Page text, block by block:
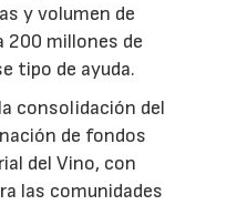
y volumen de
200 millones de
tipo de ayuda.
consolidación del
de fondos
del Vino, con
las comunidades